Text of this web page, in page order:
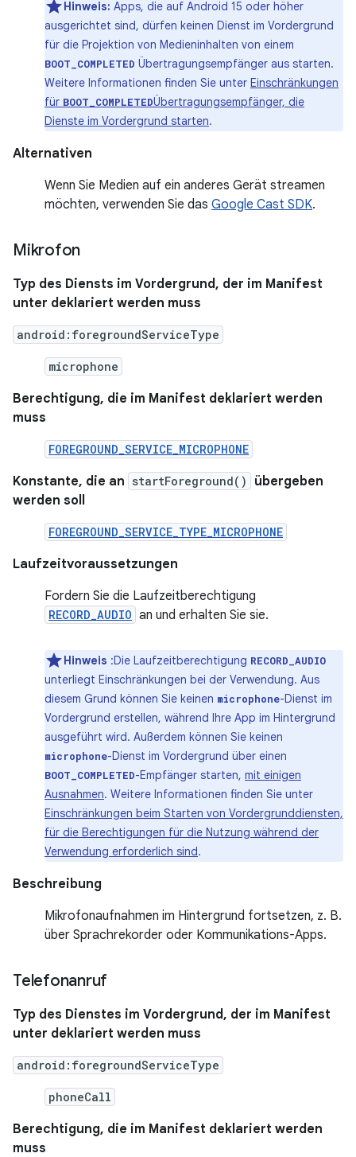
Hinweis: Apps, die auf Android 15 oder höher
ausgerichtet sind, dürfen keinen Dienst im Vordergrund
für die Projektion von Medieninhalten von einem
BOOT_COMPLETED Übertragungsempfänger aus starten.
Weitere Informationen finden Sie unter Einschränkungen
für BOOT_COMPLETEDÜbertragungsempfänger, die
Dienste im Vordergrund starten.
Alternativen
Wenn Sie Medien auf ein anderes Gerät streamen
möchten, verwenden Sie das Google Cast SDK.
Mikrofon
Typ des Diensts im Vordergrund, der im Manifest
unter deklariert werden muss
android:foregroundServiceType
microphone
Berechtigung, die im Manifest deklariert werden
muss
FOREGROUND_SERVICE_MICROPHONE
Konstante, die an startForeground()
übergeben
werden soll
FOREGROUND_SERVICE_TYPE_MICROPHONE
Laufzeitvoraussetzungen
Fordern Sie die Laufzeitberechtigung
RECORD_AUDIO an und erhalten Sie sie.
Hinweis :Die Laufzeitberechtigung RECORD_AUDIO
unterliegt Einschränkungen bei der Verwendung. Aus
diesem Grund können Sie keinen microphone-Dienst im
Vordergrund erstellen, während Ihre App im Hintergrund
ausgeführt wird. Außerdem können Sie keinen
microphone-Dienst im Vordergrund über einen
BOOT_COMPLETED-Empfänger starten, mit einigen
Ausnahmen. Weitere Informationen finden Sie unter
Einschränkungen beim Starten von Vordergrunddiensten,
für die Berechtigungen für die Nutzung während der
Verwendung erforderlich sind.
Beschreibung
Mikrofonaufnahmen im Hintergrund fortsetzen, z. B.
über Sprachrekorder oder Kommunikations-Apps.
Telefonanruf
Typ des Dienstes im Vordergrund, der im Manifest
unter deklariert werden muss
android:foregroundServiceType
phoneCall
Berechtigung, die im Manifest deklariert werden
muss